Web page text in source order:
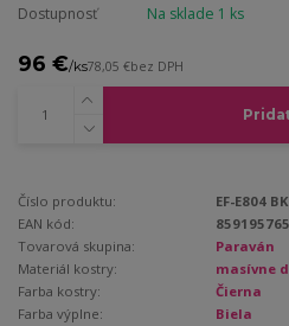
Dostupnosť Na sklade 1 ks
96 €/ks78,05 €bez DPH
Číslo produktu:
EF-E804 BK
EAN kód:
Tovarová skupina:
Paraván
Materiál kostry:
masívne
Farba kostry:
Čierna
Farba výplne:
Biela